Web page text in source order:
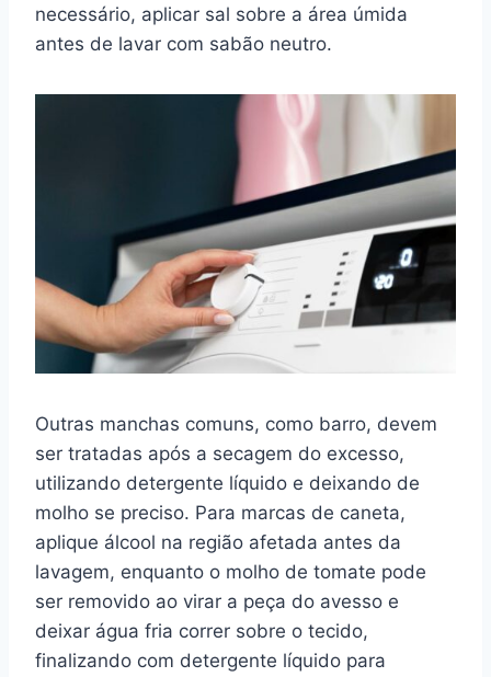
necessário, aplicar sal sobre a área úmida
antes de lavar com sabão neutro.
Outras manchas comuns, como barro, devem
ser tratadas após a secagem do excesso,
utilizando detergente líquido e deixando de
molho se preciso. Para marcas de caneta,
aplique álcool na região afetada antes da
lavagem, enquanto o molho de tomate pode
ser removido ao virar a peça do avesso e
deixar água fria correr sobre o tecido,
finalizando com detergente líquido para